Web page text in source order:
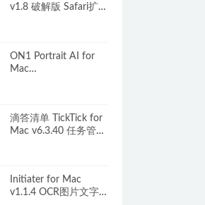
v1.8 破解版 Safari扩展
ON1 Portrait AI for
Mac
滴答清单 TickTick for
Mac v6.3.40 任务管理
Initiater for Mac
v1.1.4 OCR图片文字